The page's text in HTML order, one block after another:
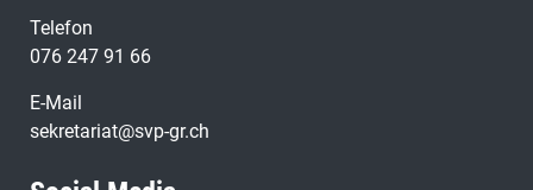
Telefon
076 247 91 66
E-Mail
sekretariat@svp-gr.ch